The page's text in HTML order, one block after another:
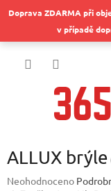
naDoprava ZDARMA při
v případě
ALLUX brýle
Průměrné
Neohodnoceno